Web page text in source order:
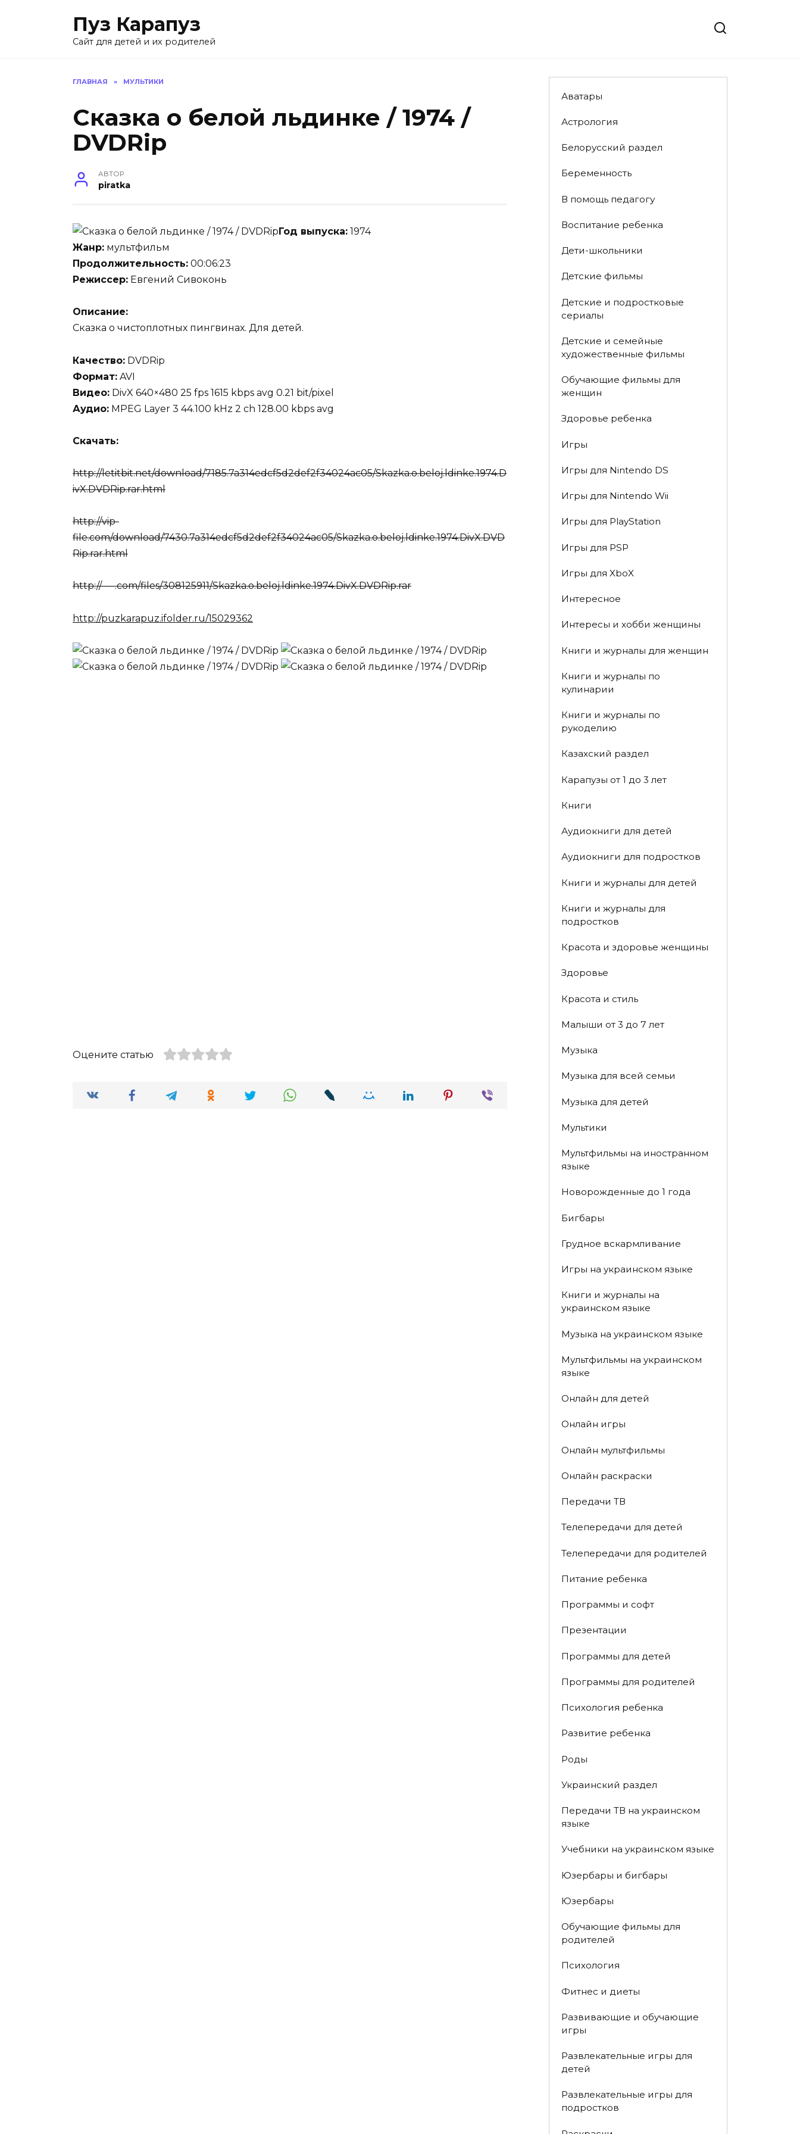
Пуз Карапуз
Сайт для детей и их родителей
ГЛАВНАЯ » МУЛЬТИКИ
Сказка о белой льдинке / 1974 /
DVDRip
АВТОР
piratka
Год выпуска: 1974
Жанр: мультфильм
Продолжительность: 00:06:23
Режиссер: Евгений Сивоконь
Описание:
Сказка о чистоплотных пингвинах. Для детей.
Качество: DVDRip
Формат: AVI
Видео: DivX 640×480 25 fps 1615 kbps avg 0.21 bit/pixel
Аудио: MPEG Layer 3 44.100 kHz 2 ch 128.00 kbps avg
Скачать:
http://letitbit.net/download/7185.7a314edcf5d2def2f34024ac05/Skazka.o.beloj.ldinke.1974.D
ivX.DVDRip.rar.html
http://vip-
file.com/download/7430.7a314edcf5d2def2f34024ac05/Skazka.o.beloj.ldinke.1974.DivX.DVD
Rip.rar.html
http://—-.com/files/308125911/Skazka.o.beloj.ldinke.1974.DivX.DVDRip.rar
http://puzkarapuz.ifolder.ru/15029362
Оцените статью
Аватары
Астрология
Белорусский раздел
Беременность
В помощь педагогу
Воспитание ребенка
Дети-школьники
Детские фильмы
Детские и подростковые
сериалы
Детские и семейные
художественные фильмы
Обучающие фильмы для
женщин
Здоровье ребенка
Игры
Игры для Nintendo DS
Игры для Nintendo Wii
Игры для PlayStation
Игры для PSP
Игры для XboX
Интересное
Интересы и хобби женщины
Книги и журналы для женщин
Книги и журналы по
кулинарии
Книги и журналы по
рукоделию
Казахский раздел
Карапузы от 1 до 3 лет
Книги
Аудиокниги для детей
Аудиокниги для подростков
Книги и журналы для детей
Книги и журналы для
подростков
Красота и здоровье женщины
Здоровье
Красота и стиль
Малыши от 3 до 7 лет
Музыка
Музыка для всей семьи
Музыка для детей
Мультики
Мультфильмы на иностранном
языке
Новорожденные до 1 года
Бигбары
Грудное вскармливание
Игры на украинском языке
Книги и журналы на
украинском языке
Музыка на украинском языке
Мультфильмы на украинском
языке
Онлайн для детей
Онлайн игры
Онлайн мультфильмы
Онлайн раскраски
Передачи ТВ
Телепередачи для детей
Телепередачи для родителей
Питание ребенка
Программы и софт
Презентации
Программы для детей
Программы для родителей
Психология ребенка
Развитие ребенка
Роды
Украинский раздел
Передачи ТВ на украинском
языке
Учебники на украинском языке
Юзербары и бигбары
Юзербары
Обучающие фильмы для
родителей
Психология
Фитнес и диеты
Развивающие и обучающие
игры
Развлекательные игры для
детей
Развлекательные игры для
подростков